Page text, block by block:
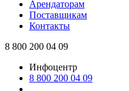
Арендаторам
Поставщикам
Контакты
8 800 200 04 09
Инфоцентр
8 800 200 04 09